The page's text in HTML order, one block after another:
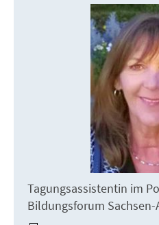
Tagungsassistentin im
Bildungsforum